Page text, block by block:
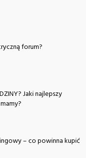
forum?
Jaki najlepszy
– co powinna kupić